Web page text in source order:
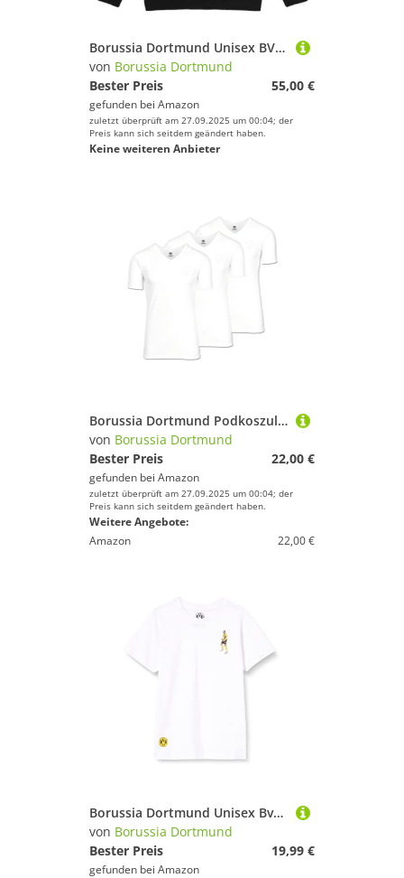
Borussia Dortmund Unisex BVB Hoodie, Exklusiv, Schriftzug Und Emblem, Kapuzenpullover, Schwarz, XXL EU
von Borussia Dortmund
Bester Preis
55,00 €
gefunden bei Amazon
zuletzt überprüft am 27.09.2025 um 00:04; der
Preis kann sich seitdem geändert haben.
Keine weiteren Anbieter
Borussia Dortmund Podkoszulek męski BVB, bialy, S
von Borussia Dortmund
Bester Preis
22,00 €
gefunden bei Amazon
zuletzt überprüft am 27.09.2025 um 00:04; der
Preis kann sich seitdem geändert haben.
Weitere Angebote:
Amazon
22,00 €
Borussia Dortmund Unisex Bvb T-shirt Bellingham Comic T Shirt, Weiß, 3XL EU
von Borussia Dortmund
Bester Preis
19,99 €
gefunden bei Amazon